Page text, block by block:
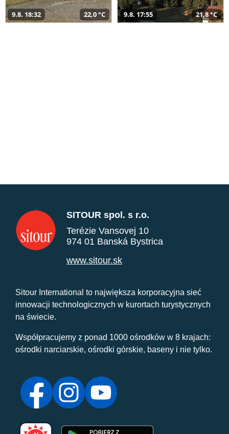
9.8. 18:32 22,0 °C 9.8. 17:55 21,8 °C
SITOUR spol. s r.o.
Terézie Vansovej 10
974 01 Banská Bystrica
www.sitour.sk
Sitour International to największa korporacyjna sieć
innowacji technologicznych w kurortach turystycznych
na świecie.
Współpracujemy z ponad 1000 ośrodków w 8 krajach:
ośrodki narciarskie, ośrodki górskie, baseny i nie tylko.